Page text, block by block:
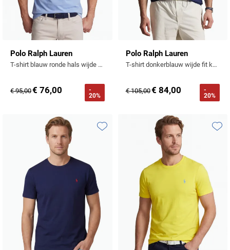
Polo Ralph Lauren
T-shirt blauw ronde hals wijde fit korte mouw
€ 95,00€ 76,00
-
20%
Polo Ralph Lauren
T-shirt donkerblauw wijde fit katoen met logo
€ 105,00€ 84,00
-
20%
Toevoegen aan favorieten